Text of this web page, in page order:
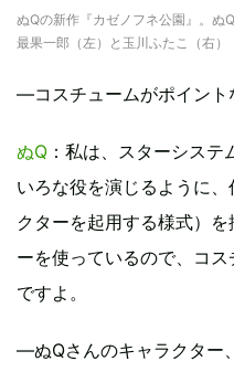
ぬQの新作『カゼノフネ公園』。ぬ
最果一郎（左）と玉川ふたこ（右）
―コスチュームがポイント
ぬQ ：私は、スターシス
いろな役を演じるように
クターを起用する様式）
ーを使っているので、コ
ですよ。
―ぬQさんのキャラクター